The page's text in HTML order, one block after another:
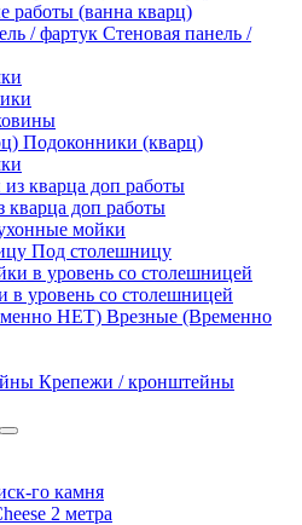
работы (ванна кварц)
Стеновая панель /
Подоконники (кварц)
доп работы
мойки
Под столешницу
в уровень со столешницей
Врезные (Временно
Крепежи / кронштейны
го камня
2 метра